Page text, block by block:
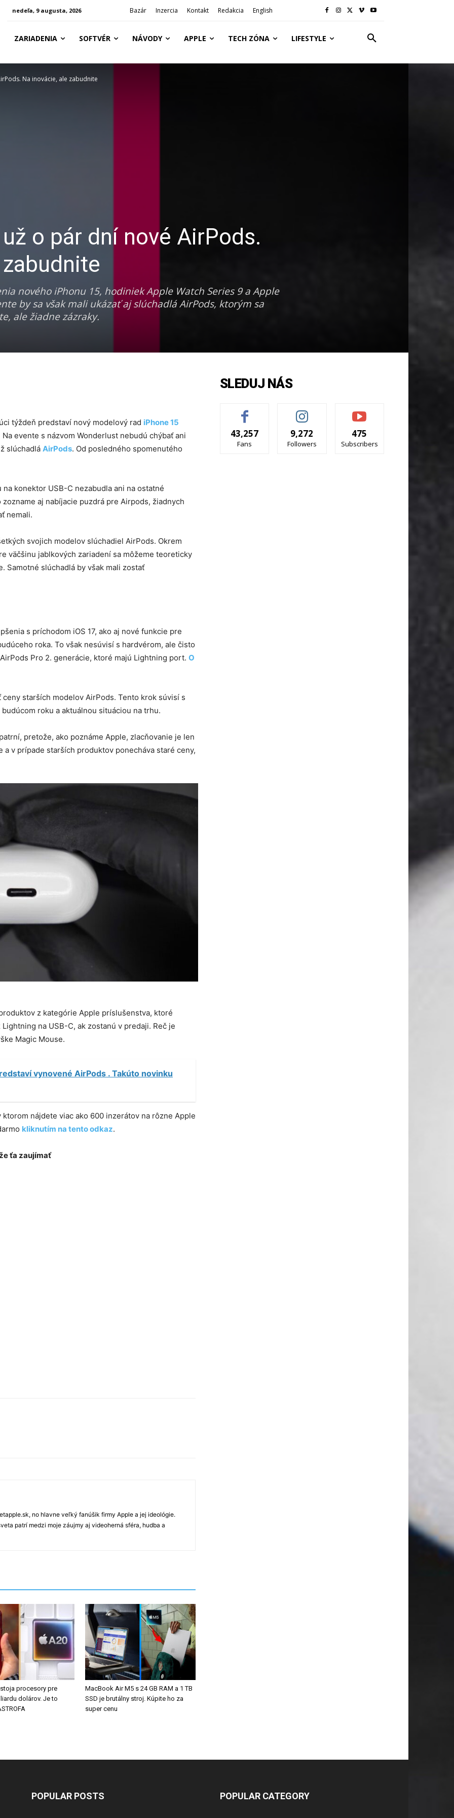
nedeľa, 9 augusta, 2026 Bazár Inzercia Kontakt Redakcia English
ZARIADENIA SOFTVÉR NÁVODY APPLE TECH ZÓNA LIFESTYLE
Na inovácie, ale zabudnite
o pár dní nové AirPods.
nového iPhonu 15, hodiniek Apple Watch Series 9 a Apple
by sa však mali ukázať aj slúchadlá AirPods, ktorým sa
ale žiadne zázraky.
týždeň predstaví nový modelový rad iPhone 15
evente s názvom Wonderlust nebudú chýbať ani
slúchadlá AirPods. Od posledného spomenutého
konektor USB-C nezabudla ani na ostatné
aj nabíjacie puzdrá pre Airpods, žiadnych
nemali.
svojich modelov slúchadiel AirPods. Okrem
väčšinu jablkových zariadení sa môžeme teoreticky
Samotné slúchadlá by však mali zostať
s príchodom iOS 17, ako aj nové funkcie pre
roka. To však nesúvisí s hardvérom, ale čisto
Pro 2. generácie, ktoré majú Lightning port. O
starších modelov AirPods. Tento krok súvisí s
roku a aktuálnou situáciou na trhu.
pretože, ako poznáme Apple, zlacňovanie je len
v prípade starších produktov ponecháva staré ceny,
z kategórie Apple príslušenstva, ktoré
na USB-C, ak zostanú v predaji. Reč je
Magic Mouse.
vynovené AirPods . Takúto novinku
ktorom nájdete viac ako 600 inzerátov na rôzne Apple
kliknutím na tento odkaz.
ťa zaujímať
no hlavne veľký fanúšik firmy Apple a jej ideológie.
patrí medzi moje záujmy aj videoherná sféra, hudba a
procesory pre
dolárov. Je to
MacBook Air M5 s 24 GB RAM a 1 TB
SSD je brutálny stroj. Kúpite ho za
super cenu
SLEDUJ NÁS
43,257
Fans
9,272
Followers
475
Subscribers
POPULAR POSTS POPULAR CATEGORY